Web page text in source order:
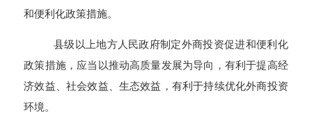
和便利化政策措施。
县级以上地方人民政府制定外商投资促进和便利化
政策措施，应当以推动高质量发展为导向，有利于提高经
济效益、社会效益、生态效益，有利于持续优化外商投资
环境。